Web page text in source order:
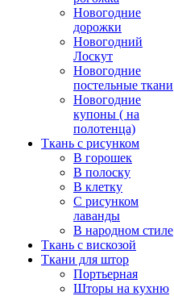
Новогодние
дорожки
Новогодний
Лоскут
Новогодние
постельные ткани
Новогодние
купоны ( на
полотенца)
Ткань с рисунком
В горошек
В полоску
В клетку
С рисунком
лаванды
В народном стиле
Ткань с вискозой
Ткани для штор
Портьерная
Шторы на кухню